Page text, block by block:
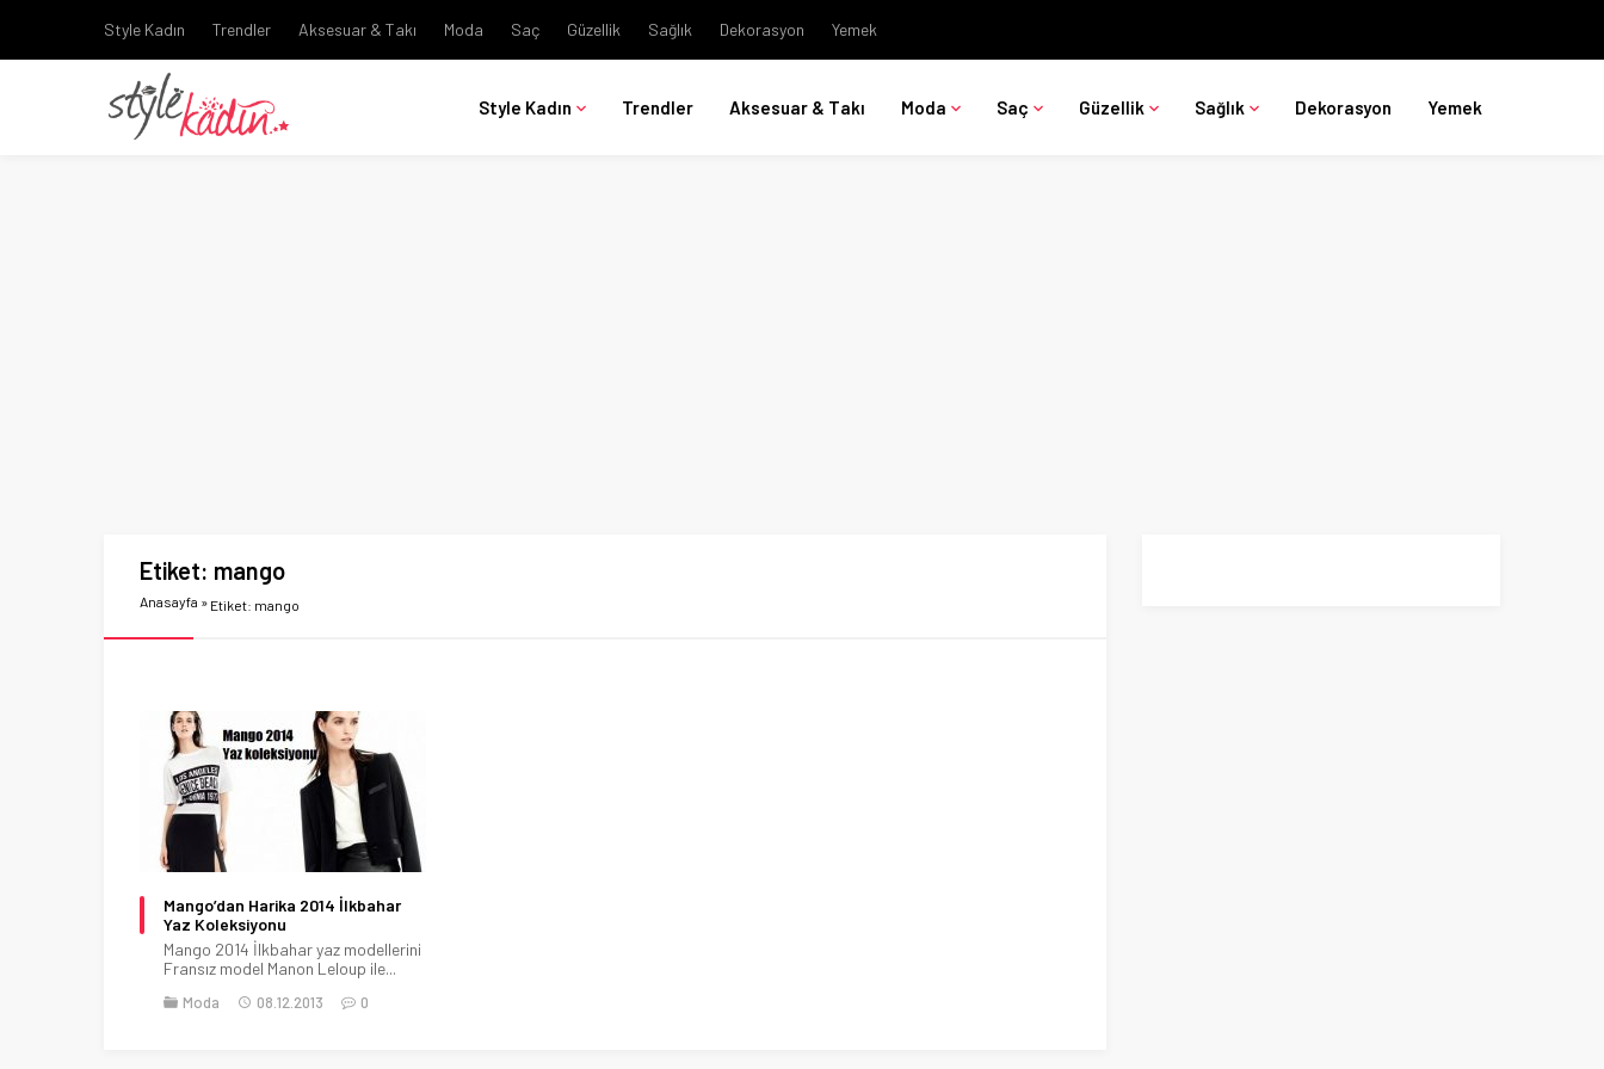
Style Kadın Trendler Aksesuar & Takı Moda Saç Güzellik Sağlık Dekorasyon Yemek
Style Kadın Trendler Aksesuar & Takı Moda Saç Güzellik Sağlık Dekorasyon Yemek
Etiket: mango
Anasayfa » Etiket: mango
Mango’dan Harika 2014 İlkbahar
Yaz Koleksiyonu
Mango 2014 İlkbahar yaz modellerini
Fransız model Manon Leloup ile...
Moda 08.12.2013 0